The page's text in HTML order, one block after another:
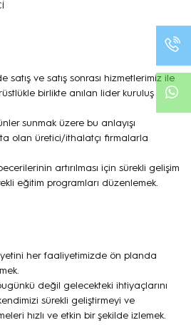
satış ve satış sonrası hizmetlerimiz ile
birlikte anılan lider kuruluş
sunmak üzere bu anlayışı
olan üretici/ithalatçı firmalarla
artırılması için sürekli gelişim
eğitim programları düzenlemek.
her faaliyetimizde ön planda
değil gelecekteki ihtiyaçlarını
sürekli geliştirmeyi ve
hızlı ve etkin bir şekilde izlemek.